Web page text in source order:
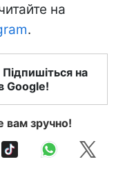
на
.
на
Google!
вам зручно!